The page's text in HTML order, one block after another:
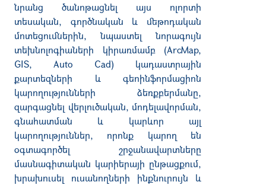
նրանց ծանոթացնել այս ոլորտի
տեսական, գործնական և մեթոդական
մոտեցումներին, նպաստել նորագույն
տեխնոլոգիաների կիրառմամբ (ArcMap,
GIS, Auto Cad) կադաստրային
քարտեզների և գեոինֆորմացիոն
կարողությունների ձեռքբերմանը,
զարգացնել վերլուծական, մոդելավորման,
գնահատման և կարևոր այլ
կարողություններ, որոնք կարող են
օգտագործել շրջանավարտները
մասնագիտական կարիերայի ընթացքում,
խրախուսել ուսանողների ինքնուրույն և